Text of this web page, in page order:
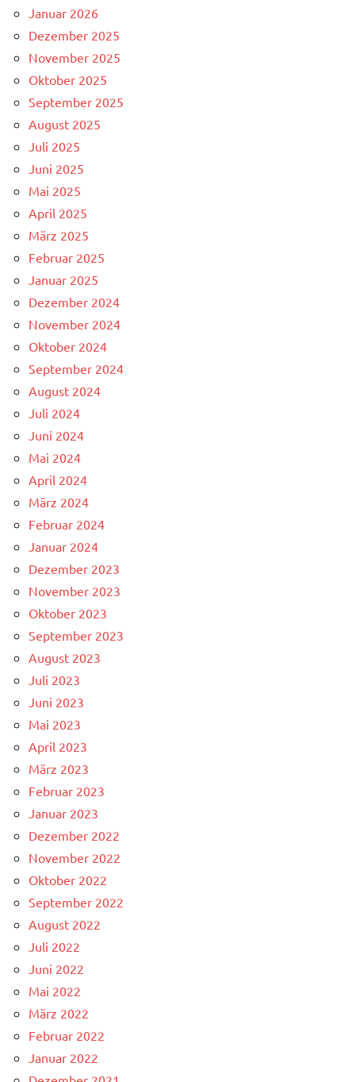
Januar 2026
Dezember 2025
November 2025
Oktober 2025
September 2025
August 2025
Juli 2025
Juni 2025
Mai 2025
April 2025
März 2025
Februar 2025
Januar 2025
Dezember 2024
November 2024
Oktober 2024
September 2024
August 2024
Juli 2024
Juni 2024
Mai 2024
April 2024
März 2024
Februar 2024
Januar 2024
Dezember 2023
November 2023
Oktober 2023
September 2023
August 2023
Juli 2023
Juni 2023
Mai 2023
April 2023
März 2023
Februar 2023
Januar 2023
Dezember 2022
November 2022
Oktober 2022
September 2022
August 2022
Juli 2022
Juni 2022
Mai 2022
März 2022
Februar 2022
Januar 2022